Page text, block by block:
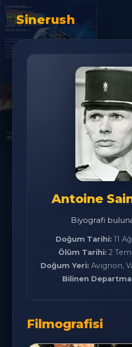
Sinerush
Antoine
Biyografi
Doğum Tarihi:11
Ölüm Tarihi: 2
Doğum Yeri: Avignon,
Bilinen
Filmografisi